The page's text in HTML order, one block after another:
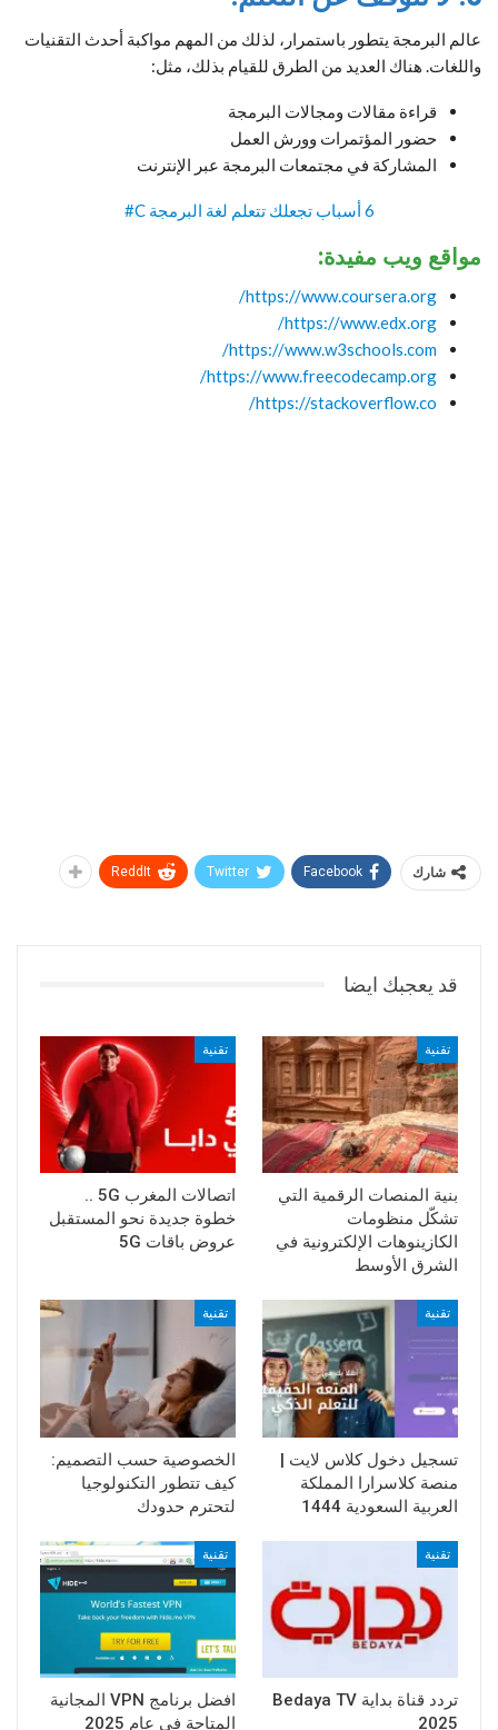
عالم البرمجة يتطور باستمرار، لذلك من المهم مواكبة أحدث التقنيات
واللغات. هناك العديد من الطرق للقيام بذلك، مثل:
قراءة مقالات ومجالات البرمجة
حضور المؤتمرات وورش العمل
المشاركة في مجتمعات البرمجة عبر الإنترنت
6 أسباب تجعلك تتعلم لغة البرمجة C#
مواقع ويب مفيدة:
https://www.coursera.org/
https://www.edx.org/
https://www.w3schools.com/
https://www.freecodecamp.org/
https://stackoverflow.co/
شارك Facebook
Twitter
ReddIt
قد يعجبك ايضا
تقنية
بنية المنصات الرقمية التي
تشكّل منظومات
الكازينوهات الإلكترونية في
الشرق الأوسط
تقنية
اتصالات المغرب 5G ..
خطوة جديدة نحو المستقبل
عروض باقات 5G
تقنية
تسجيل دخول كلاس لايت |
منصة كلاسرارا المملكة
العربية السعودية 1444
تقنية
الخصوصية حسب التصميم:
كيف تتطور التكنولوجيا
لتحترم حدودك
تقنية
تردد قناة بداية Bedaya TV
2025
تقنية
افضل برنامج VPN المجانية
المتاحة في عام 2025